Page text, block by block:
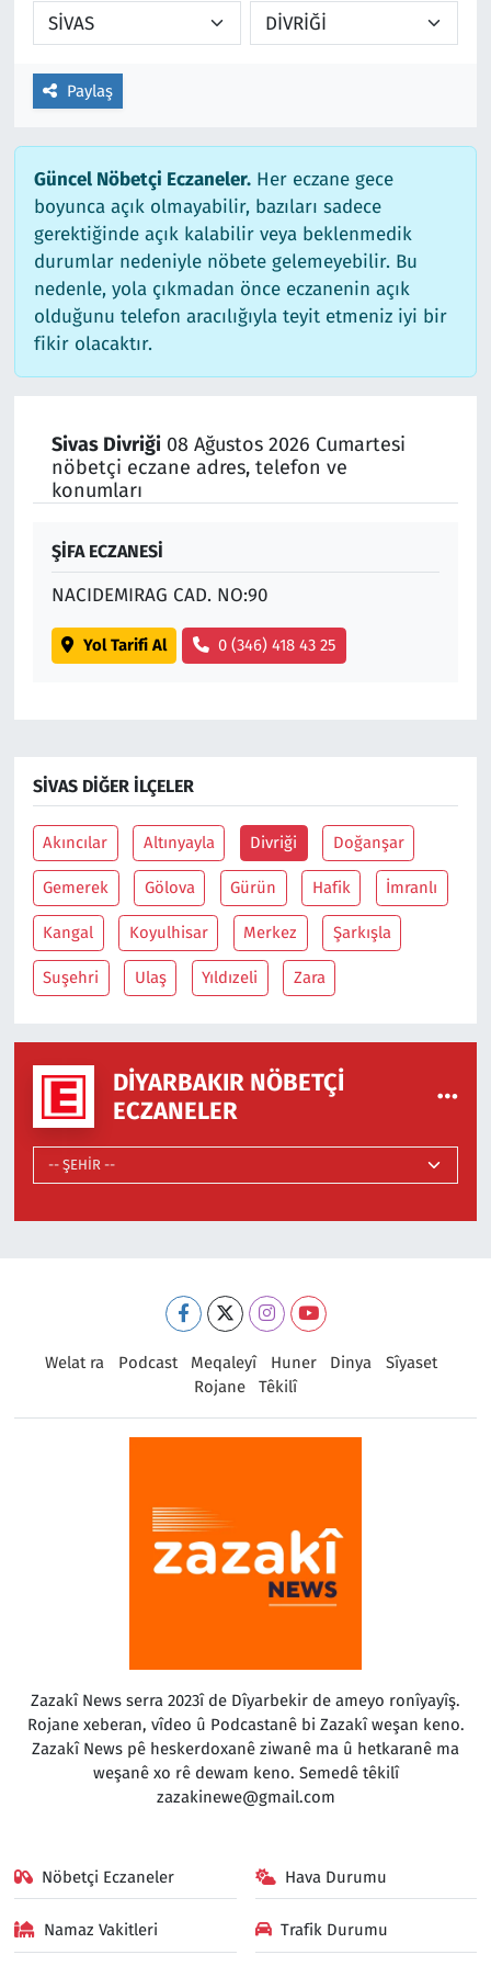
Paylaş
Güncel Nöbetçi Eczaneler.Her eczane gece
boyunca açık olmayabilir, bazıları sadece
gerektiğinde açık kalabilir veya beklenmedik
durumlar nedeniyle nöbete gelemeyebilir. Bu
nedenle, yola çıkmadan önce eczanenin açık
olduğunu telefon aracılığıyla teyit etmeniz iyi bir
fikir olacaktır.
Sivas Divriği 08 Ağustos 2026 Cumartesi
nöbetçi eczane adres, telefon ve
konumları
ŞİFA ECZANESİ
NACIDEMIRAG CAD. NO:90
Yol Tarifi Al 0 (346) 418 43 25
SIVAS DIĞER İLÇELER
Akıncılar Altınyayla Divriği Doğanşar
Gemerek Gölova Gürün Hafik İmranlı
Kangal Koyulhisar Merkez Şarkışla
Suşehri Ulaş Yıldızeli Zara
DIYARBAKIR NÖBETÇI
ECZANELER
Welat ra Podcast Meqaleyî Huner Dinya
Sîyaset
Rojane
Têkilî
Zazakî News serra 2023î de Dîyarbekir de ameyo ronîyayîş.
Rojane xeberan, vîdeo û Podcastanê bi Zazakî weşan keno.
Zazakî News pê heskerdoxanê ziwanê ma û hetkaranê ma
weşanê xo rê dewam keno. Semedê têkilî
zazakinewe@gmail.com
Nöbetçi Eczaneler Hava Durumu
Namaz Vakitleri Trafik Durumu